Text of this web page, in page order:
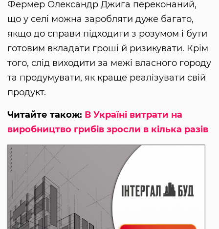
Фермер Олександр Джига переконаний,
що у селі можна заробляти дуже багато,
якщо до справи підходити з розумом і бути
готовим вкладати гроші й ризикувати. Крім
того, слід виходити за межі власного городу
та продумувати, як краще реалізувати свій
продукт.
Читайте також: В Україні витрати на
виробництво грибів зросли в кілька разів